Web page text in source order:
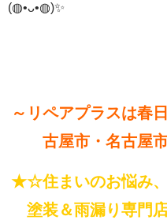
(◍•ᴗ•◍)✨
～リペアプラスは春
古屋市・名古屋
★☆住まいのお悩み、
塗装＆雨漏り専門